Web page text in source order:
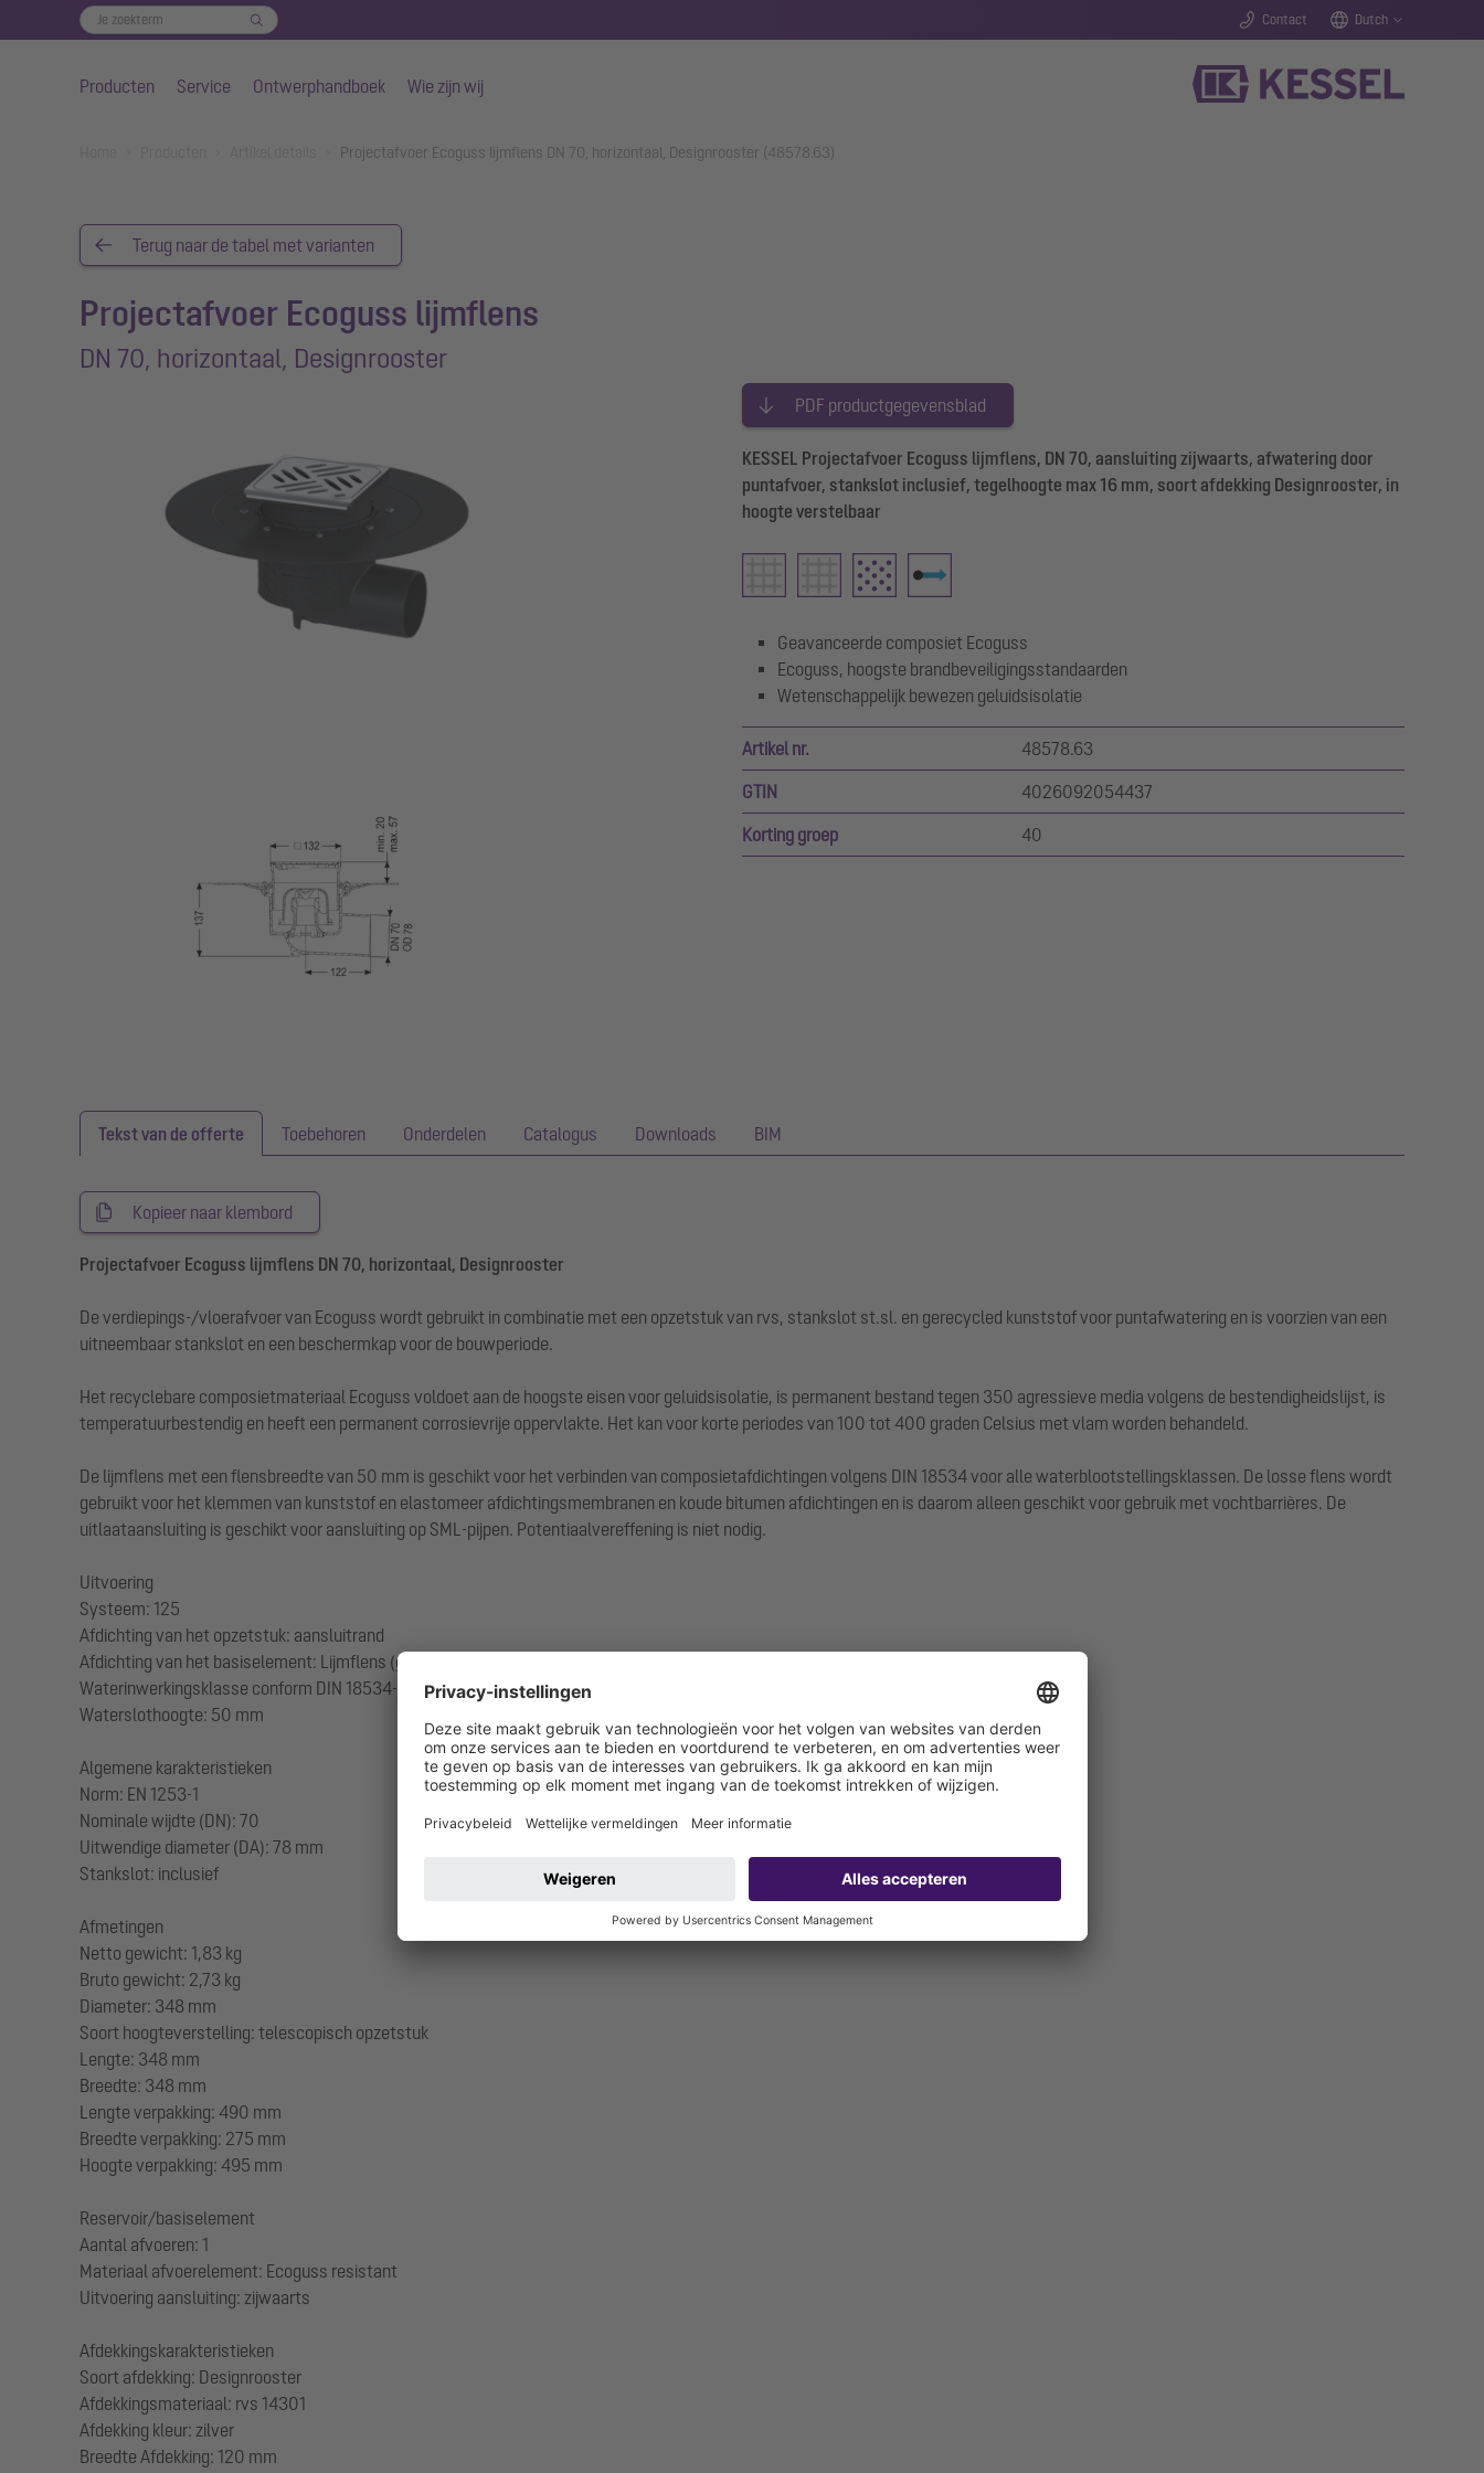
Contact Dutch
Producten Service Ontwerphandboek Wie zijn wij
Projectafvoer Ecoguss lijmflens DN 70, horizontaal, Designrooster (48578.63)
Terug naar de tabel met varianten
Projectafvoer Ecoguss lijmflens
DN 70, horizontaal, Designrooster
PDF productgegevensblad
KESSEL Projectafvoer Ecoguss lijmflens, DN 70, aansluiting zijwaarts, afwatering door
puntafvoer, stankslot inclusief, tegelhoogte max 16 mm, soort afdekking Designrooster, in
hoogte verstelbaar
Geavanceerde composiet Ecoguss
Ecoguss, hoogste brandbeveiligingsstandaarden
Wetenschappelijk bewezen geluidsisolatie
Artikel nr. 48578.63
GTIN 4026092054437
Korting groep 40
Tekst van de offerte Toebehoren Onderdelen Catalogus Downloads BIM
Kopieer naar klembord
Projectafvoer Ecoguss lijmflens DN 70, horizontaal, Designrooster
De verdiepings-/vloerafvoer van Ecoguss wordt gebruikt in combinatie met een opzetstuk van rvs, stankslot st.sl. en gerecycled kunststof voor puntafwatering en is voorzien van een
uitneembaar stankslot en een beschermkap voor de bouwperiode.
Het recyclebare composietmateriaal Ecoguss voldoet aan de hoogste eisen voor geluidsisolatie, is permanent bestand tegen 350 agressieve media volgens de bestendigheidslijst, is
temperatuurbestendig en heeft een permanent corrosievrije oppervlakte. Het kan voor korte periodes van 100 tot 400 graden Celsius met vlam worden behandeld.
De lijmflens met een flensbreedte van 50 mm is geschikt voor het verbinden van composietafdichtingen volgens DIN 18534 voor alle waterblootstellingsklassen. De losse flens wordt
gebruikt voor het klemmen van kunststof en elastomeer afdichtingsmembranen en koude bitumen afdichtingen en is daarom alleen geschikt voor gebruik met vochtbarrières. De
uitlaataansluiting is geschikt voor aansluiting op SML-pijpen. Potentiaalvereffening is niet nodig.
Uitvoering
Systeem: 125
Afdichting van het opzetstuk: aansluitrand
Afdichting van het basiselement: Lijmflens (geschikt voor tegengaan van vochtpenetratie)
Waterinwerkingsklasse conform DIN 18534-1 (tot inclusief): W3-I
Waterslothoogte: 50 mm
Algemene karakteristieken
Norm: EN 1253-1
Nominale wijdte (DN): 70
Uitwendige diameter (DA): 78 mm
Stankslot: inclusief
Afmetingen
Netto gewicht: 1,83 kg
Bruto gewicht: 2,73 kg
Diameter: 348 mm
Soort hoogteverstelling: telescopisch opzetstuk
Lengte: 348 mm
Breedte: 348 mm
Lengte verpakking: 490 mm
Breedte verpakking: 275 mm
Hoogte verpakking: 495 mm
Reservoir/basiselement
Aantal afvoeren: 1
Materiaal afvoerelement: Ecoguss resistant
Uitvoering aansluiting: zijwaarts
Afdekkingskarakteristieken
Soort afdekking: Designrooster
Afdekkingsmateriaal: rvs 14301
Afdekking kleur: zilver
Breedte Afdekking: 120 mm